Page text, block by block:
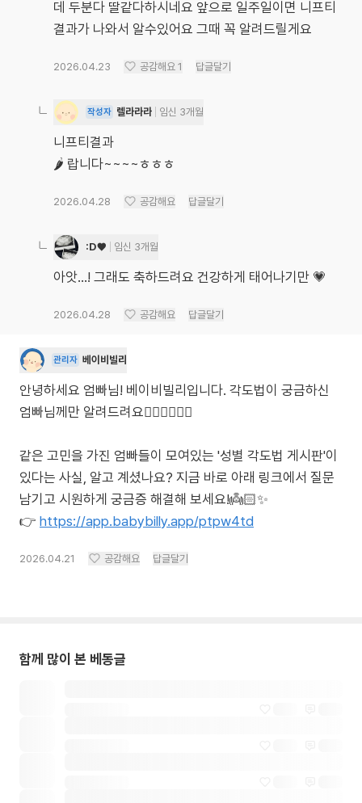
데 두분다 딸같다하시네요 앞으로 일주일이면 니프티
2026.04.23 공감해요 1 답글달기
작성자 렐라라라 임신 3개월
니프티결과
🌶 랍니다~~~~ㅎㅎㅎ
2026.04.28 공감해요 답글달기
:D♥ 임신 3개월
아앗...! 그래도 축하드려요 건강하게 태어나기만 💗
2026.04.28 공감해요 답글달기
관리자 베이비빌리
안녕하세요 엄빠님! 베이비빌리입니다. 각도법이 궁금하신
엄빠님께만 알려드려요🙋🏻‍♀️🙋🏻‍♂️
같은 고민을 가진 엄빠들이 모여있는 '성별 각도법 게시판'이
있다는 사실, 알고 계셨나요? 지금 바로 아래 링크에서 질문
남기고 시원하게 궁금증 해결해 보세요!👼🏻✨
👉 https://app.babybilly.app/ptpw4td
2026.04.21 공감해요 답글달기
함께 많이 본 베동글